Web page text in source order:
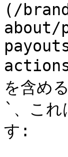
(/
を含め
`、これ
す: